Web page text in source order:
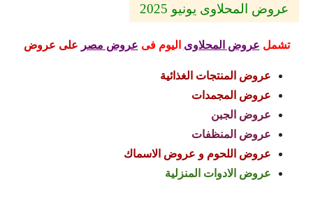
عروض المحلاوى يونيو 2025
تشمل عروض المحلاوى اليومفى عروض مصر على عروض
عروض المنتجات الغذائية
عروض المجمدات
عروض الجبن
عروض المنظفات
عروض اللحوم و عروض الاسماك
عروض الادوات المنزلية